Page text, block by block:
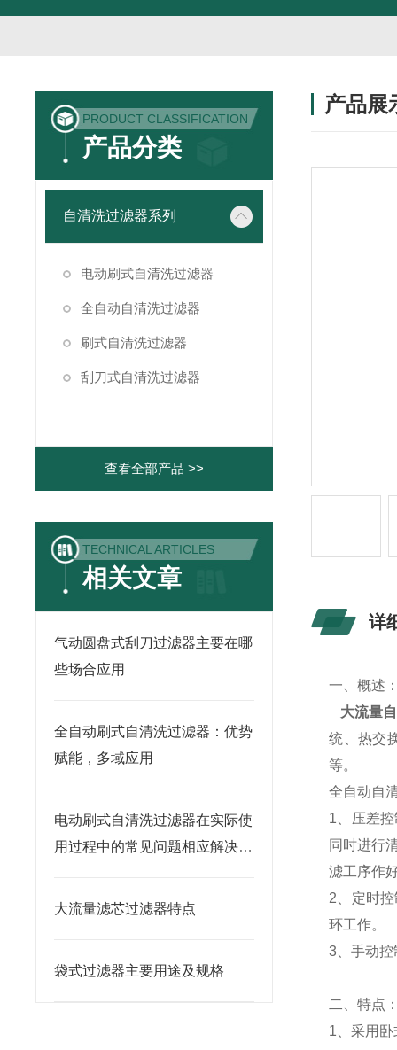
PRODUCT CLASSIFICATION
产品分类
自清洗过滤器系列
电动刷式自清洗过滤器
全自动自清洗过滤器
刷式自清洗过滤器
刮刀式自清洗过滤器
查看全部产品 >>
TECHNICAL ARTICLES
相关文章
气动圆盘式刮刀过滤器主要在哪
些场合应用
全自动刷式自清洗过滤器：优势
赋能，多域应用
电动刷式自清洗过滤器在实际使
用过程中的常见问题相应解决方
大流量滤芯过滤器特点
袋式过滤器主要用途及规格
产品展
详
一、
大流量
统、热交
等
全自动自
1、压差
同时进行
滤工序作
2、定时
环工
3、手动
二、特
1、采用